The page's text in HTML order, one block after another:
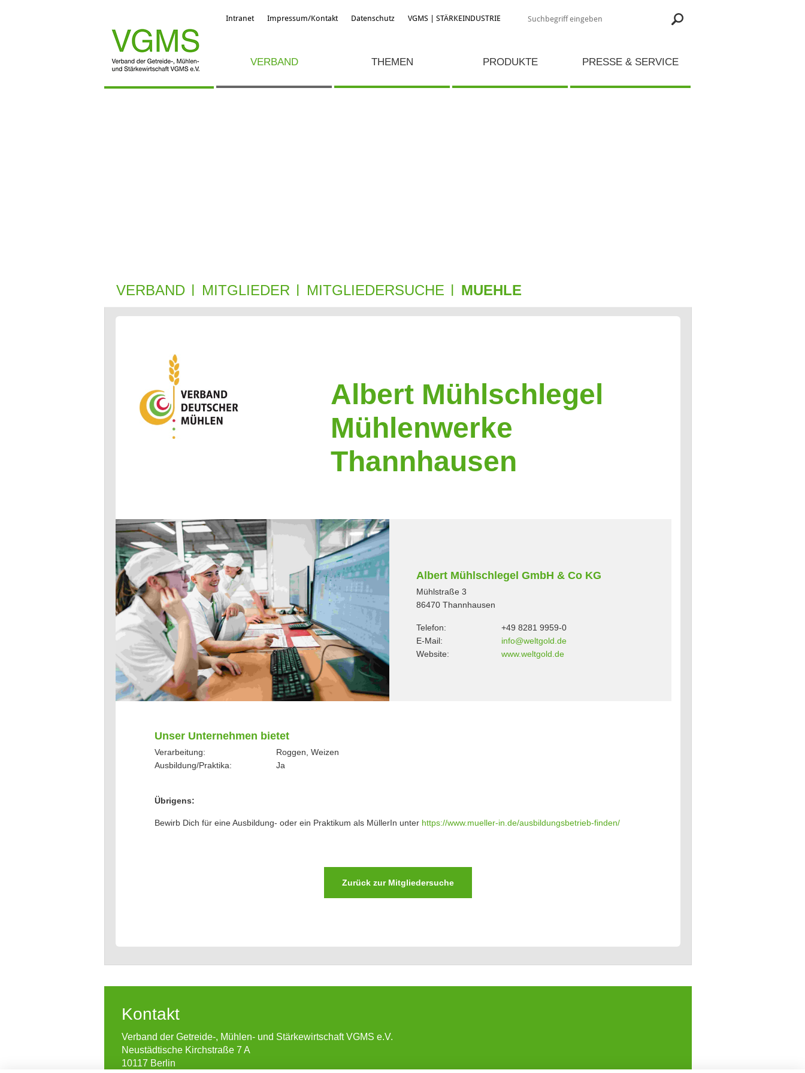
Intranet Impressum/Kontakt Datenschutz VGMS | STÄRKEINDUSTRIE
VERBAND THEMEN PRODUKTE PRESSE & SERVICE
VERBAND MIT­GLIE­DER MITGLIEDERSUCHE MUEHLE
Albert Mühlschlegel
Mühlenwerke
Thannhausen
Albert Mühlschlegel GmbH & Co KG
Mühlstraße 3
86470 Thannhausen
Telefon:
+49 8281 9959-0
E-Mail:
info@weltgold.de
Website:
www.weltgold.de
Unser Unternehmen bietet
Verarbeitung:
Roggen, Weizen
Ausbildung/Praktika:
Ja
Übrigens:
Bewirb Dich für eine Ausbildung- oder ein Praktikum als MüllerIn unter https://www.mueller-in.de/ausbildungsbetrieb-finden/
Zurück zur Mitgliedersuche
Kontakt
Verband der Getreide-, Mühlen- und Stärkewirtschaft VGMS e.V.
Neustädtische Kirchstraße 7 A
10117 Berlin